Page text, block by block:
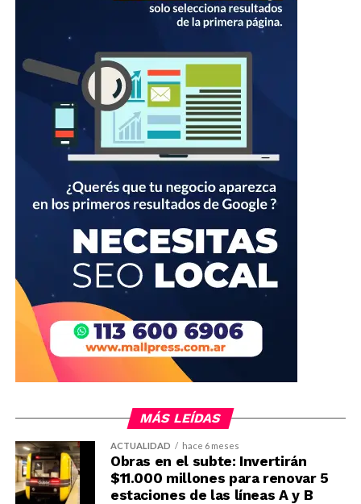
MÁS LEÍDAS
ACTUALIDAD hace 6 meses
Obras en el subte: Invertirán
$11.000 millones para renovar 5
estaciones de las líneas A y B